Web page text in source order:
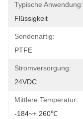
Typische Anwendung:
Flüssigkeit
Sondenartig:
PTFE
Stromversorgung:
24VDC
Mittlere Temperatur:
-184~+ 260℃